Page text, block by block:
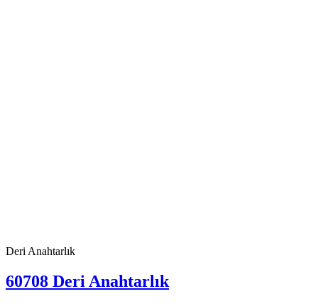
Deri Anahtarlık
60708 Deri Anahtarlık